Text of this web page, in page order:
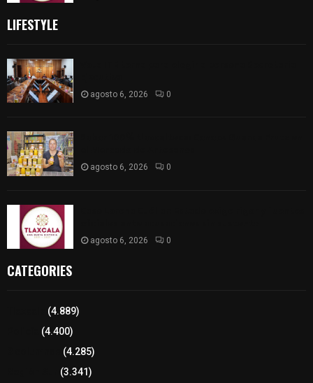
LIFESTYLE
agosto 6, 2026 0
agosto 6, 2026 0
agosto 6, 2026 0
CATEGORIES
(4.889)
(4.400)
(4.285)
(3.341)